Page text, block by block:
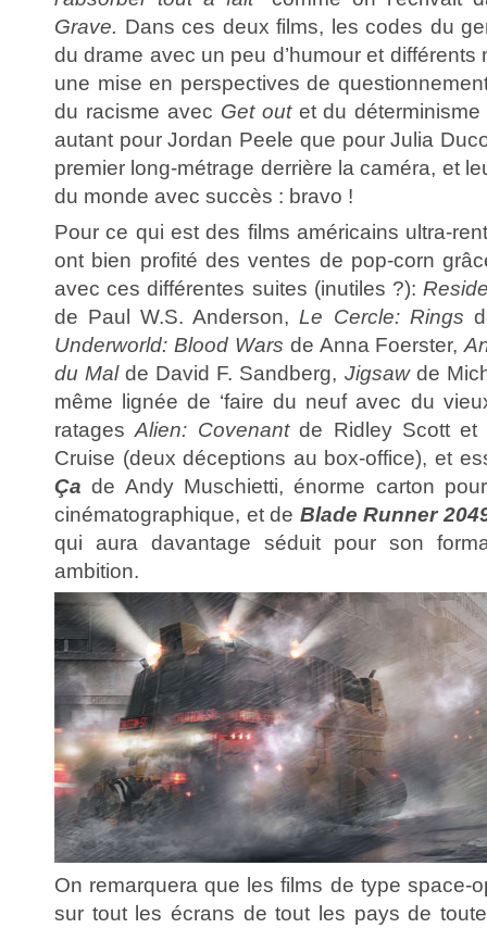
Grave. Dans ces deux films, les codes du
du drame avec un peu d’humour et différents
une mise en perspectives de
du racisme avec Get outet du
autant pour Jordan Peele que pour Julia
premier long-métrage derrière la caméra, et
du monde avec succès : bravo !
Pour ce qui est des films américains ultra-
ont bien profité des ventes de pop-corn
avec ces différentes suites (inutiles ?):
de Paul W.S. Anderson,Le Cercle: Rings
Underworld: Blood Wars de Anna Foerster,
du Malde David F. Sandberg, Jigsawde
même lignée de ‘faire du neuf avec du
ratagesAlien: Covenantde Ridley Scott et
Cruise (deux déceptions au box-office), et
Ça de Andy Muschietti, énorme carton
cinématographique, et de Blade Runner
qui aura davantage séduit pour son
ambition.
On remarquera que les films de type space-
sur tout les écrans de tout les pays de